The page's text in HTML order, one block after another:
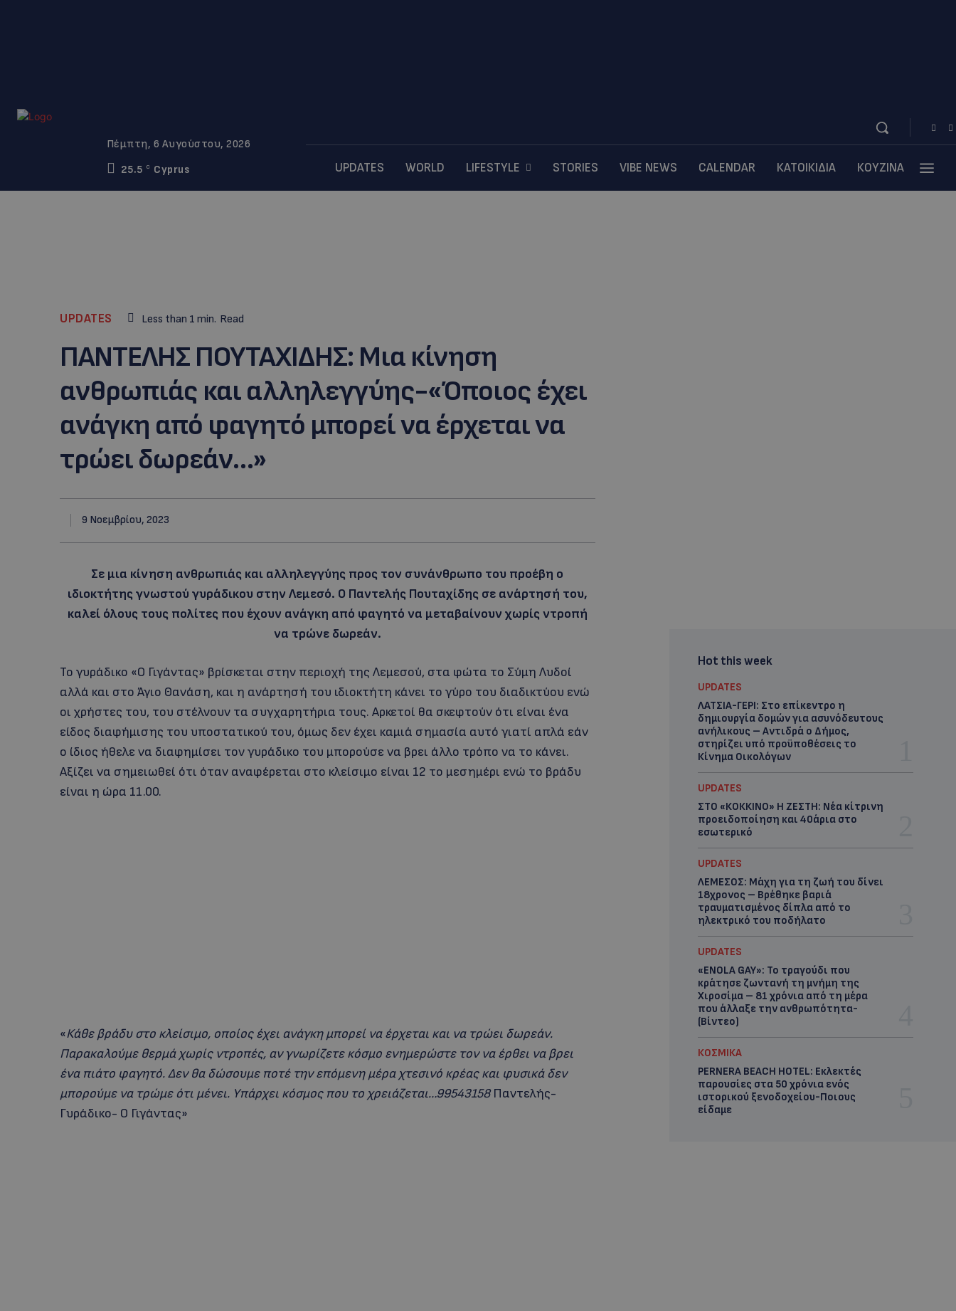
Πέμπτη, 6 Αυγούστου, 2026
25.5
C Cyprus UPDATES WORLD LIFESTYLE STORIES VIBE NEWS CALENDAR ΚΑΤΟΙΚΙΔΙΑ ΚΟΥΖΙΝΑ
UPDATES Less than 1 min. Read
ΠΑΝΤΕΛΗΣ ΠΟΥΤΑΧΙΔΗΣ: Mια κίνηση
ανθρωπιάς και αλληλεγγύης-«Όποιος έχει
ανάγκη από φαγητό μπορεί να έρχεται να
τρώει δωρεάν…»
9 Νοεμβρίου, 2023
Σε μια κίνηση ανθρωπιάς και αλληλεγγύης προς τον συνάνθρωπο του προέβη ο
ιδιοκτήτης γνωστού γυράδικου στην Λεμεσό. Ο Παντελής Πουταχίδης σε ανάρτησή του,
καλεί όλους τους πολίτες που έχουν ανάγκη από φαγητό να μεταβαίνουν χωρίς ντροπή
να τρώνε δωρεάν.
Το γυράδικο «Ο Γιγάντας» βρίσκεται στην περιοχή της Λεμεσού, στα φώτα το Σύμη Λυδοί
αλλά και στο Άγιο Θανάση, και η ανάρτησή του ιδιοκτήτη κάνει το γύρο του διαδικτύου ενώ
οι χρήστες του, του στέλνουν τα συγχαρητήρια τους. Αρκετοί θα σκεφτούν ότι είναι ένα
είδος διαφήμισης του υποστατικού του, όμως δεν έχει καμιά σημασία αυτό γιατί απλά εάν
ο ίδιος ήθελε να διαφημίσει τον γυράδικο του μπορούσε να βρει άλλο τρόπο να το κάνει.
Αξίζει να σημειωθεί ότι όταν αναφέρεται στο κλείσιμο είναι 12 το μεσημέρι ενώ το βράδυ
είναι η ώρα 11.00.
«Κάθε βράδυ στο κλείσιμο, οποίος έχει ανάγκη μπορεί να έρχεται και να τρώει δωρεάν.
Παρακαλούμε θερμά χωρίς ντροπές, αν γνωρίζετε κόσμο ενημερώστε τον να έρθει να βρει
ένα πιάτο φαγητό. Δεν θα δώσουμε ποτέ την επόμενη μέρα χτεσινό κρέας και φυσικά δεν
μπορούμε να τρώμε ότι μένει. Υπάρχει κόσμος που το χρειάζεται…99543158 Παντελής-
Γυράδικο- Ο Γιγάντας»
Hot this week
UPDATES
ΛΑΤΣΙΑ-ΓΕΡΙ: Στο επίκεντρο η
δημιουργία δομών για ασυνόδευτους
ανήλικους – Αντιδρά ο Δήμος,
στηρίζει υπό προϋποθέσεις το
Κίνημα Οικολόγων
UPDATES
ΣΤΟ «ΚΟΚΚΙΝΟ» Η ΖΕΣΤΗ: Νέα κίτρινη
προειδοποίηση και 40άρια στο
εσωτερικό
UPDATES
ΛΕΜΕΣΟΣ: Μάχη για τη ζωή του δίνει
18χρονος – Βρέθηκε βαριά
τραυματισμένος δίπλα από το
ηλεκτρικό του ποδήλατο
UPDATES
«ENOLA GAY»: Το τραγούδι που
κράτησε ζωντανή τη μνήμη της
Χιροσίμα – 81 χρόνια από τη μέρα
που άλλαξε την ανθρωπότητα-
(Bίντεο)
ΚΟΣΜΙΚΑ
PERNERA BEACH HOTEL: Εκλεκτές
παρουσίες στα 50 χρόνια ενός
ιστορικού ξενοδοχείου-Ποιους
είδαμε